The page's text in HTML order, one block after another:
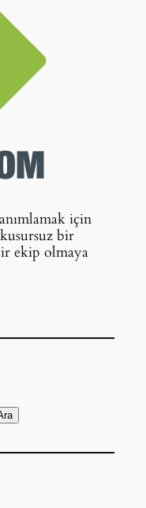
için
kusursuz bir
ekip olmaya